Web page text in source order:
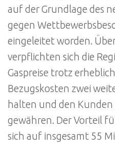
auf der Grundlage des
gegen
eingeleitet worden.
verpflichten sich die
Gaspreise trotz
Bezugskosten zwei
halten und den Kunden
gewähren. Der Vorteil
sich auf insgesamt 55